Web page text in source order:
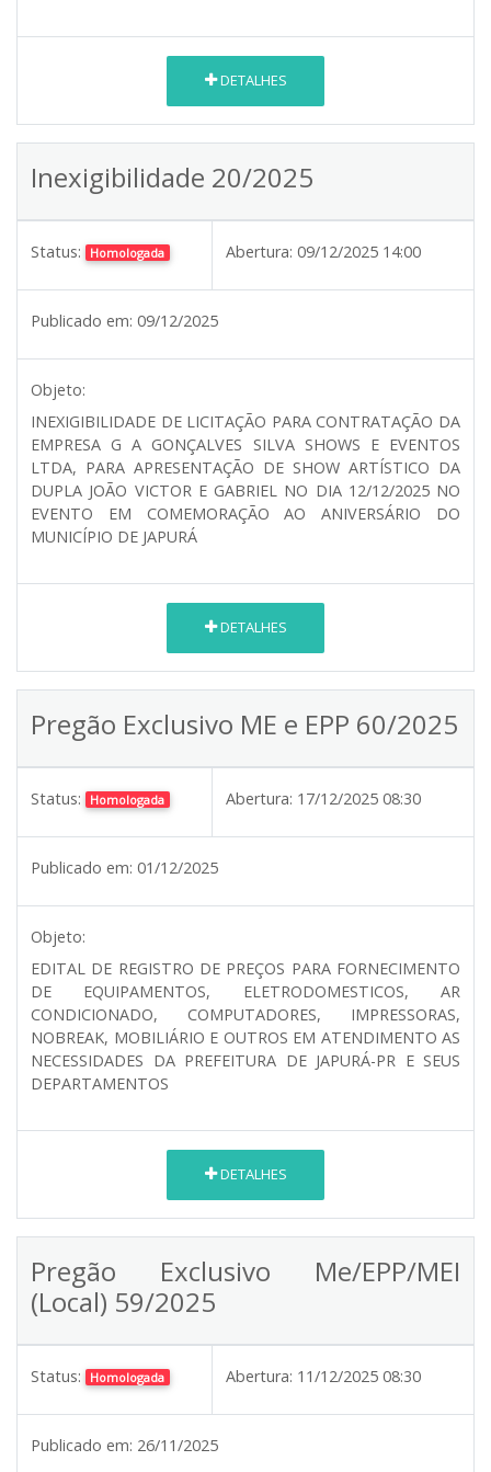
DETALHES
Inexigibilidade 20/2025
Status: Homologada Abertura: 09/12/2025 14:00
Publicado em: 09/12/2025
Objeto:
INEXIGIBILIDADE DE LICITAÇÃO PARA CONTRATAÇÃO DA
EMPRESA G A GONÇALVES SILVA SHOWS E EVENTOS
LTDA, PARA APRESENTAÇÃO DE SHOW ARTÍSTICO DA
DUPLA JOÃO VICTOR E GABRIEL NO DIA 12/12/2025 NO
EVENTO EM COMEMORAÇÃO AO ANIVERSÁRIO DO
MUNICÍPIO DE JAPURÁ
DETALHES
Pregão Exclusivo ME e EPP 60/2025
Status: Homologada Abertura: 17/12/2025 08:30
Publicado em: 01/12/2025
Objeto:
EDITAL DE REGISTRO DE PREÇOS PARA FORNECIMENTO
DE EQUIPAMENTOS, ELETRODOMESTICOS, AR
CONDICIONADO, COMPUTADORES, IMPRESSORAS,
NOBREAK, MOBILIÁRIO E OUTROS EM ATENDIMENTO AS
NECESSIDADES DA PREFEITURA DE JAPURÁ-PR E SEUS
DEPARTAMENTOS
DETALHES
Pregão Exclusivo Me/EPP/MEI
(Local) 59/2025
Status: Homologada Abertura: 11/12/2025 08:30
Publicado em: 26/11/2025